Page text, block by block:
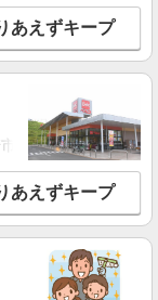
あえずキープ
・太田市・館林市
あえずキープ